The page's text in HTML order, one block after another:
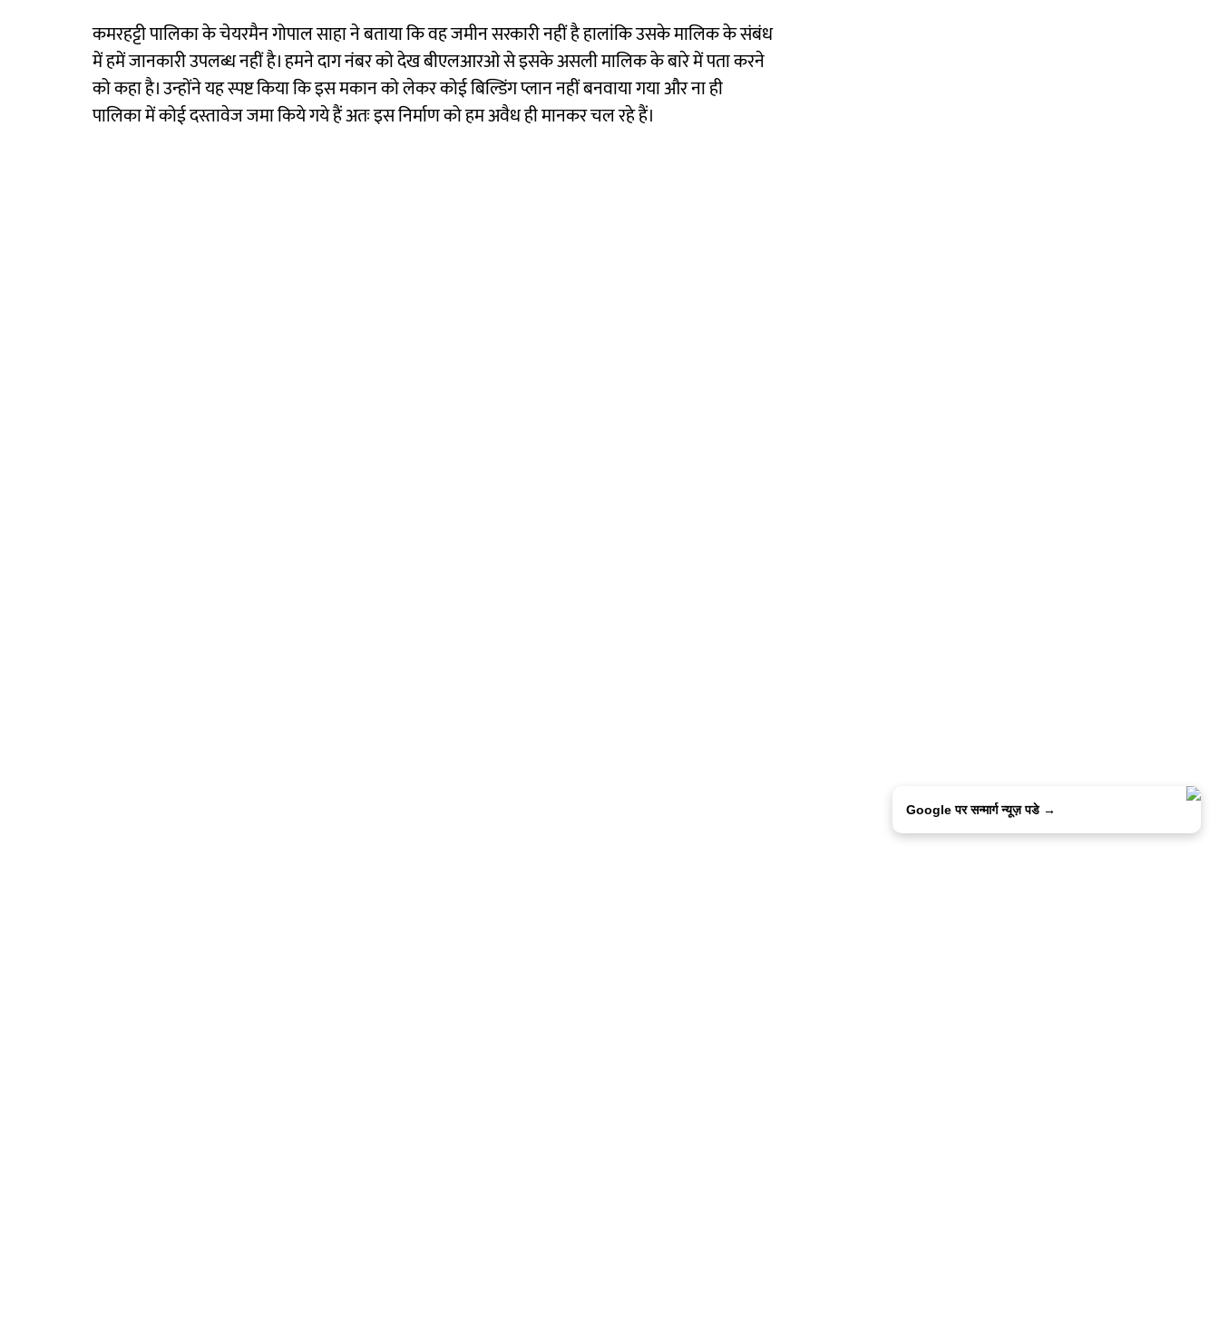
कमरहट्टी पालिका के चेयरमैन गोपाल साहा ने बताया कि वह जमीन सरकारी नहीं है हालांकि उसके मालिक के संबंध
में हमें जानकारी उपलब्ध नहीं है। हमने दाग नंबर को देख बीएलआरओ से इसके असली मालिक के बारे में पता करने
को कहा है। उन्होंने यह स्पष्ट किया कि इस मकान को लेकर कोई बिल्डिंग प्लान नहीं बनवाया गया और ना ही
पालिका में कोई दस्तावेज जमा किये गये हैं अतः इस निर्माण को हम अवैध ही मानकर चल रहे हैं।
Google पर सन्मार्ग न्यूज़ पडे →